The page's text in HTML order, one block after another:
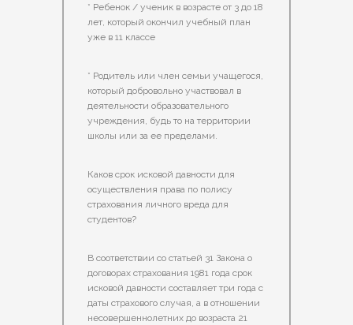
* Ребенок / ученик в возрасте от 3 до 18
лет, который окончил учебный план
уже в 11 классе
* Родитель или член семьи учащегося,
который добровольно участвовал в
деятельности образовательного
учреждения, будь то на территории
школы или за ее пределами.
Каков срок исковой давности для
осуществления права по полису
страхования личного вреда для
студентов?
В соответствии со статьей 31 Закона о
договорах страхования 1981 года срок
исковой давности составляет три года с
даты страхового случая, а в отношении
несовершеннолетних до возраста 21